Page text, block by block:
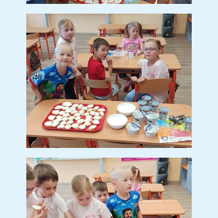
Den Země v Jablunkově
Den Země v Jablunkově(4 sn.)